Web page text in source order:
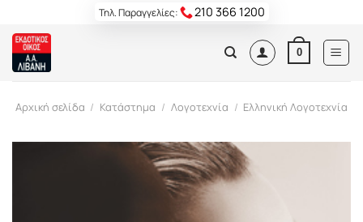
content
Τηλ. Παραγγελίες: 210 366 1200
0
Αρχική σελίδα / Κατάστημα / Λογοτεχνία / Ελληνική Λογοτεχνία